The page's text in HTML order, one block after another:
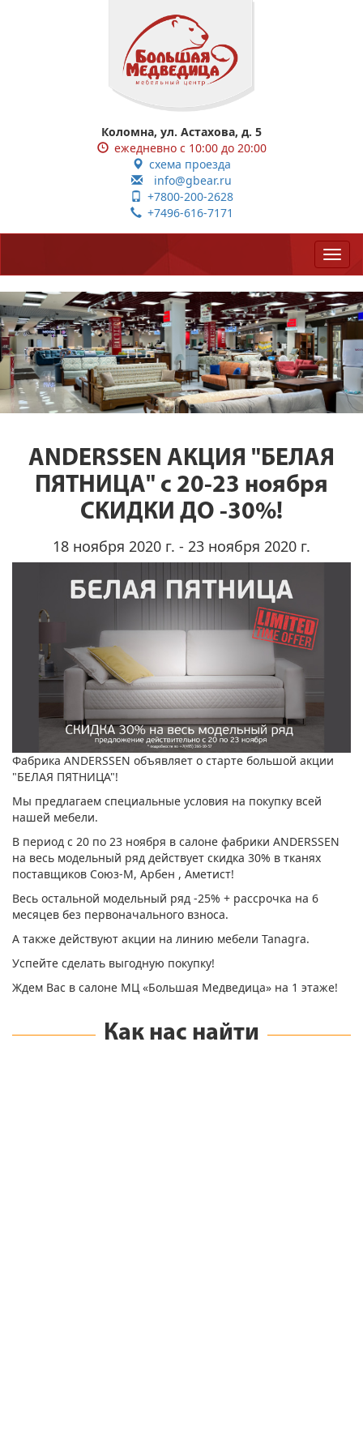
Коломна, ул. Астахова, д. 5
ежедневно с 10:00 до 20:00
схема проезда
info@gbear.ru
+7800-200-2628
+7496-616-7171
ANDERSSEN АКЦИЯ "БЕЛАЯ
ПЯТНИЦА" с 20-23 ноября
СКИДКИ ДО -30%!
18 ноября 2020 г. - 23 ноября 2020 г.
Фабрика ANDERSSEN объявляет о старте большой акции
"БЕЛАЯ ПЯТНИЦА"!
Мы предлагаем специальные условия на покупку всей
нашей мебели.
В период с 20 по 23 ноября в салоне фабрики ANDERSSEN
на весь модельный ряд действует скидка 30% в тканях
поставщиков Союз-М, Арбен , Аметист!
Весь остальной модельный ряд -25% + рассрочка на 6
месяцев без первоначального взноса.
А также действуют акции на линию мебели Tanagra.
Успейте сделать выгодную покупку!
Ждем Вас в салоне МЦ «Большая Медведица» на 1 этаже!
Как нас найти